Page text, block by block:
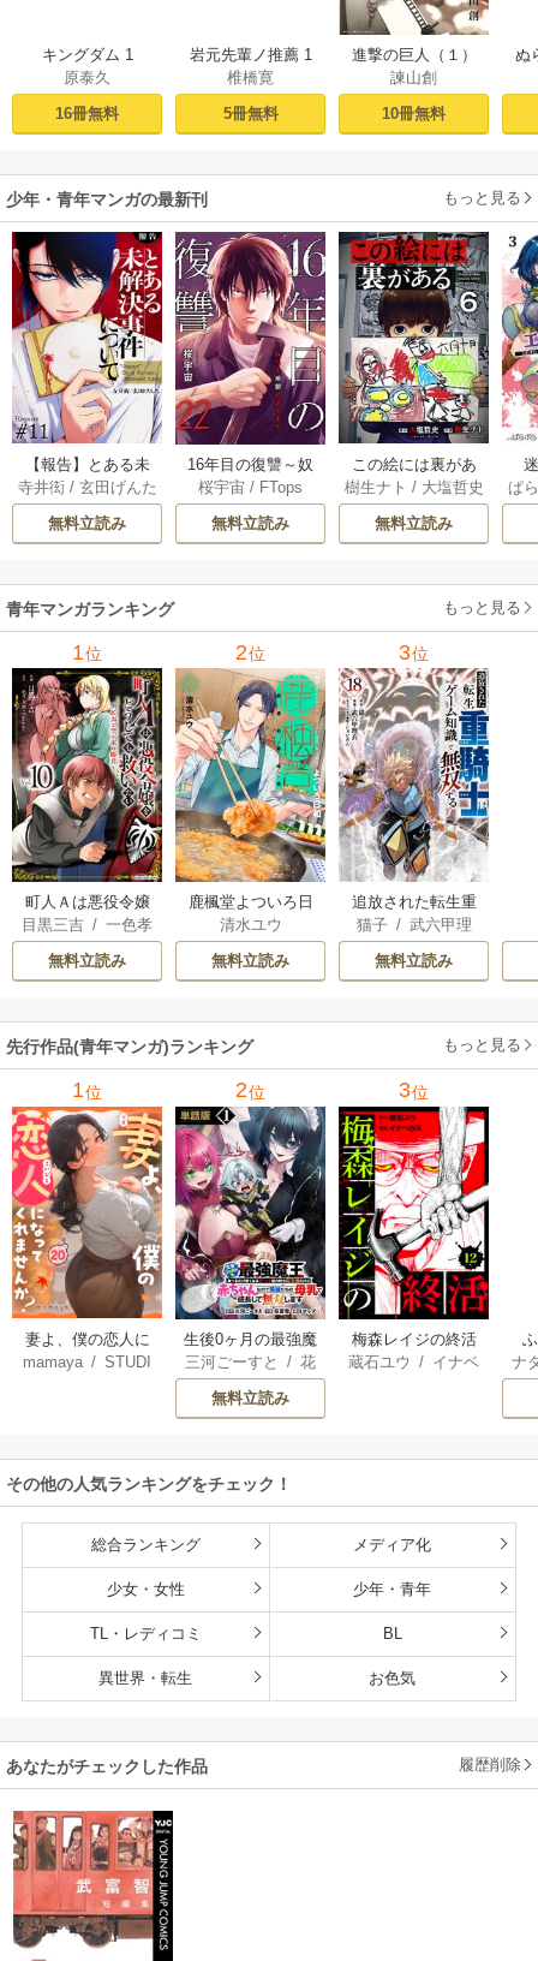
キングダム 1
原泰久
16冊無料
岩元先輩ノ推薦 1
椎橋寛
5冊無料
進撃の巨人（１）
諫山創
10冊無料
ぬ
少年・青年マンガの最新刊 もっと見る
【報告】とある未
解決事件について 1
1巻
寺井衒/ 玄田げんた
無料立読み
16年目の復讐～奴
らを地獄に送るま
で 22巻
桜宇宙 / FTops
無料立読み
この絵には裏があ
る 6巻
樹生ナト / 大塩哲史
無料立読み
ぱ
青年マンガランキング もっと見る
1位
町人Ａは悪役令嬢
をどうしても救い
たい ～どぶと空
と氷の姫君～
目黒三吉 /一色孝
太郎/ Parum
無料立読み
2位
鹿楓堂よついろ日
和
清水ユウ
無料立読み
3位
追放された転生重
騎士はゲーム知識
で無双する
猫子/ 武六甲理
/じゃいあん
無料立読み
先行作品(青年マンガ)ランキング もっと見る
1位
妻よ、僕の恋人に
なってくれません
mamaya/STUDI
2位
生後0ヶ月の最強魔
王 食べるだけ強
くなるチート能力
持ち転生者だけど
雄たちの母乳で成
長して無双します
三河ごーすと /花
房雪/ マップ
無料立読み
3位
梅森レイジの終活
蔵石ユウ / イナベ
ナ
その他の人気ランキングをチェック！
総合ランキング メディア化
少女・女性 少年・青年
TL・レディコミ BL
異世界・転生 お色気
あなたがチェックした作品 履歴削除